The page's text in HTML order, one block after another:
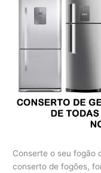
Conserte o seu fogão
conserto de fogões,